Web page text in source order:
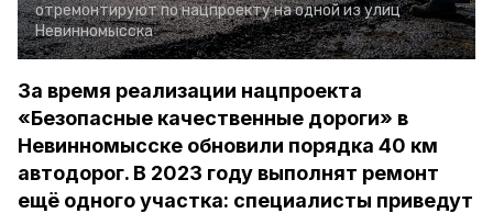
отремонтируют по нацпроекту на одной из улиц
Невинномысска
За время реализации нацпроекта
«Безопасные качественные дороги» в
Невинномысске обновили порядка 40 км
автодорог. В 2023 году выполнят ремонт
ещё одного участка: специалисты приведут